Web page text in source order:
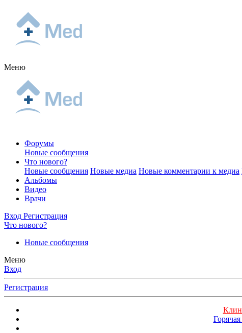
Меню
Форумы
Новые сообщения
Что нового?
Новые сообщения Новые медиа Новые комментарии к медиа
Альбомы
Видео
Врачи
Вход Регистрация
Что нового?
Новые сообщения
Меню
Вход
Регистрация